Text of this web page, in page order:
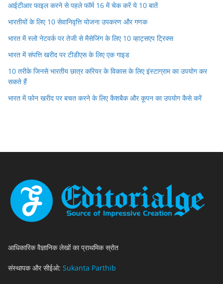
आईटीआर फाइल करने से पहले फॉर्म 16 में चेक करें ये 10 बातें
भारतीयों के लिए 10 सेवानिवृत्ति योजना उपकरण और गणक
भारत में स्लो नेटवर्क पर तेजी से मैसेजिंग के लिए 10 व्हाट्सएप ट्रिक्स
भारत में संपत्ति खरीद पर टीडीएस के लिए एक गाइड
10 तरीके जिनसे भारतीय छात्र करियर के विकास के लिए इंस्टाग्राम का उपयोग कर
सकते हैं
भारत में फोन खरीद पर बचत करने के लिए कैशबैक और कूपन का उपयोग कैसे करें
आधिकारिक वैज्ञानिक लेखों का प्राथमिक स्रोत
संस्थापक और सीईओ: Sukanta Parthib